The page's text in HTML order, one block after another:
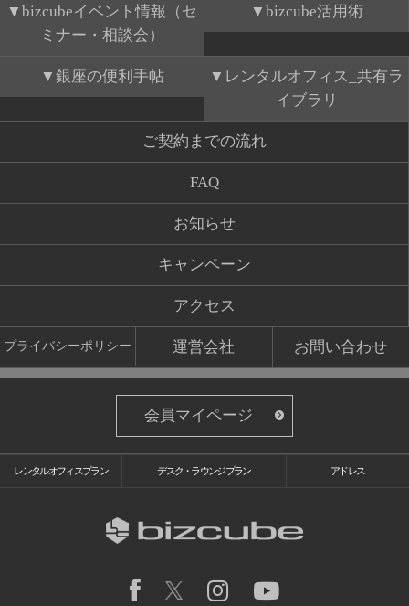
bizcubeイベント情報（セ
ミナー・相談会）
bizcube活用術
銀座の便利手帖
レンタルオフィス_共有ラ
イブラリ
ご契約までの流れ
FAQ
お知らせ
キャンペーン
アクセス
プライバシーポリシー 運営会社 お問い合わせ
会員マイページ
レンタルオフィスプラン デスク・ラウンジプラン アドレス